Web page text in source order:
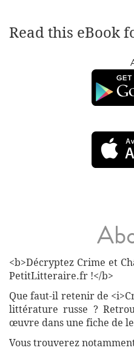
Read this eBook
<b>Décryptez Crime et
PetitLitteraire.fr !</b>
Que faut-il retenir de
littérature russe ?
œuvre dans une fiche de
Vous trouverez